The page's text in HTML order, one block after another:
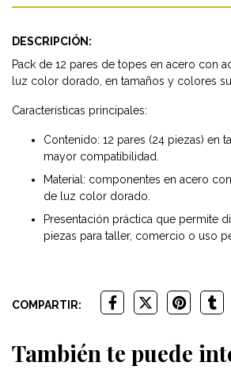
DESCRIPCIÓN:
Pack de 12 pares de topes en acero con
luz color dorado, en tamaños y colores
Características principales:
Contenido: 12 pares (24 piezas) en
mayor compatibilidad.
Material: componentes en acero
de luz color dorado.
Presentación práctica que permite
piezas para taller, comercio o uso
COMPARTIR:
También te puede